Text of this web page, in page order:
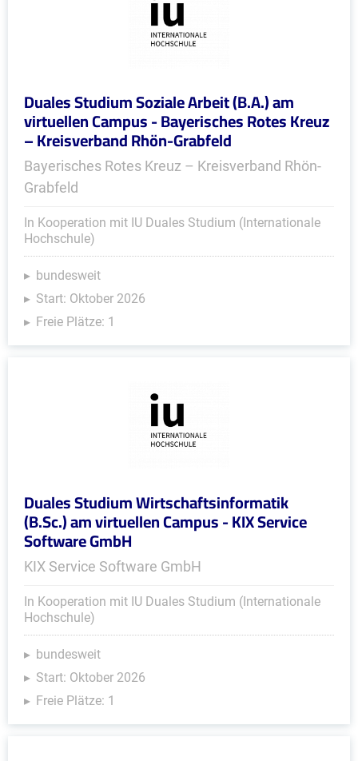
Duales Studium Soziale Arbeit (B.A.) am
virtuellen Campus - Bayerisches Rotes Kreuz
– Kreisverband Rhön-Grabfeld
Bayerisches Rotes Kreuz – Kreisverband Rhön-
Grabfeld
In Kooperation mit IU Duales Studium (Internationale
Hochschule)
bundesweit
Start: Oktober 2026
Freie Plätze: 1
Duales Studium Wirtschaftsinformatik
(B.Sc.) am virtuellen Campus - KIX Service
Software GmbH
KIX Service Software GmbH
In Kooperation mit IU Duales Studium (Internationale
Hochschule)
bundesweit
Start: Oktober 2026
Freie Plätze: 1